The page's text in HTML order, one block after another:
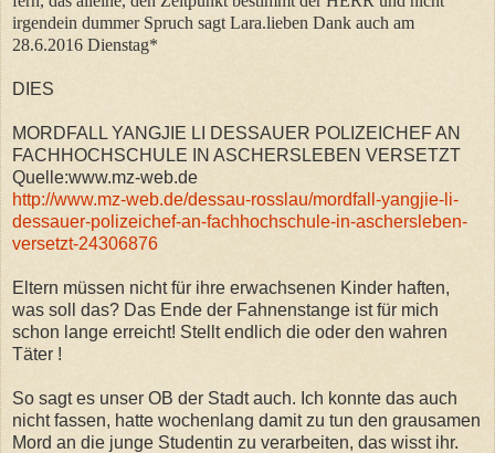
irgendein dummer Spruch sagt Lara.lieben Dank auch am
28.6.2016 Dienstag*
DIES
MORDFALL YANGJIE LI DESSAUER POLIZEICHEF AN
FACHHOCHSCHULE IN ASCHERSLEBEN VERSETZT
Quelle:www.mz-web.de
http://www.mz-web.de/dessau-rosslau/mordfall-yangjie-li-
dessauer-polizeichef-an-fachhochschule-in-aschersleben-
versetzt-24306876
Eltern müssen nicht für ihre erwachsenen Kinder haften,
was soll das? Das Ende der Fahnenstange ist für mich
schon lange erreicht! Stellt endlich die oder den wahren
Täter !
So sagt es unser OB der Stadt auch. Ich konnte das auch
nicht fassen, hatte wochenlang damit zu tun den grausamen
Mord an die junge Studentin zu verarbeiten, das wisst ihr.